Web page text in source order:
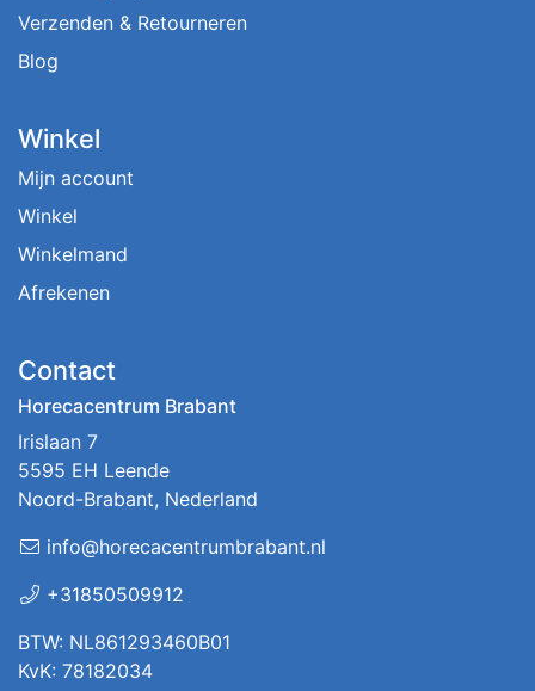
Verzenden & Retourneren
Blog
Winkel
Mijn account
Winkel
Winkelmand
Afrekenen
Contact
Horecacentrum Brabant
Irislaan 7
5595 EH Leende
Noord-Brabant, Nederland
info@horecacentrumbrabant.nl
+31850509912
BTW: NL861293460B01
KvK: 78182034